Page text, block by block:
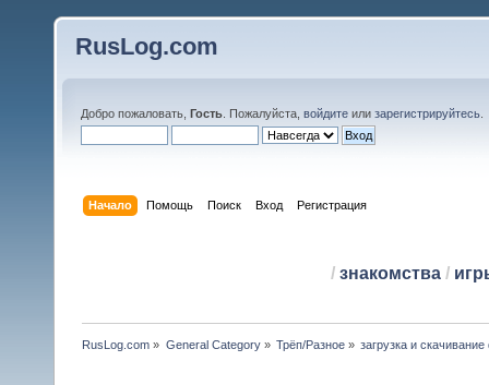
RusLog.com
Добро пожаловать, Гость . Пожалуйста, войдите или зарегистрируйтесь
Начало Помощь Поиск Вход Регистрация
/ знакомства/
RusLog.com » General Category» Трёп/Разное» загрузка и